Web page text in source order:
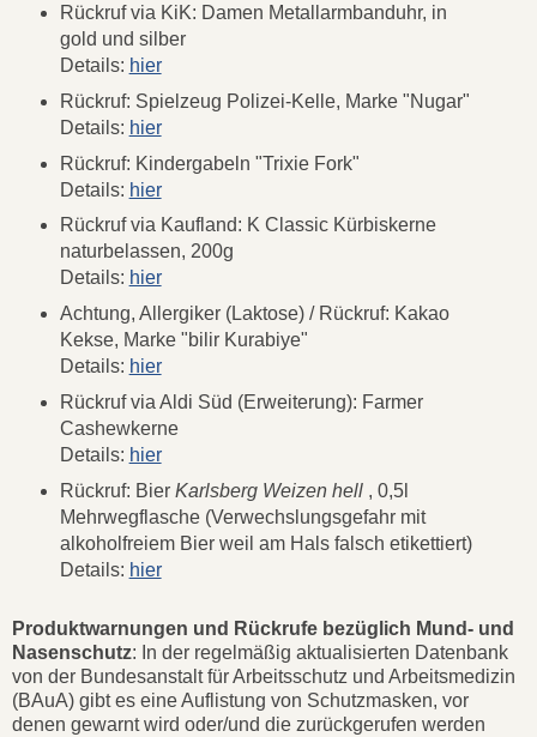
Rückruf via KiK: Damen Metallarmbanduhr, in
gold und silber
Details: hier
Rückruf: Spielzeug Polizei-Kelle, Marke "Nugar"
Details: hier
Rückruf: Kindergabeln "Trixie Fork"
Details: hier
Rückruf via Kaufland: K Classic Kürbiskerne
naturbelassen, 200g
Details: hier
Achtung, Allergiker (Laktose) / Rückruf: Kakao
Kekse, Marke "bilir Kurabiye"
Details: hier
Rückruf via Aldi Süd (Erweiterung): Farmer
Cashewkerne
Details: hier
Rückruf: Bier Karlsberg Weizen hell , 0,5l
Mehrwegflasche (Verwechslungsgefahr mit
alkoholfreiem Bier weil am Hals falsch etikettiert)
Details: hier
Produktwarnungen und Rückrufe bezüglich Mund- und
Nasenschutz: In der regelmäßig aktualisierten Datenbank
von der Bundesanstalt für Arbeitsschutz und Arbeitsmedizin
(BAuA) gibt es eine Auflistung von Schutzmasken, vor
denen gewarnt wird oder/und die zurückgerufen werden